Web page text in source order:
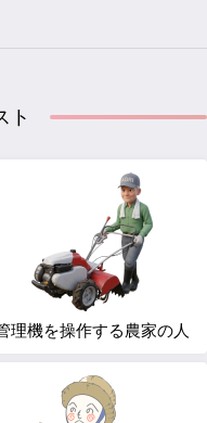
ト
理機を操作する農家の人